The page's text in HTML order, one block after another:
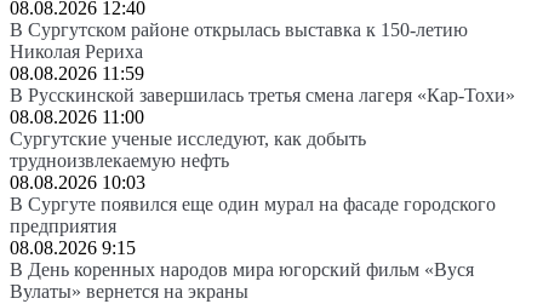
08.08.2026 12:40
В Сургутском районе открылась выставка к 150-летию
Николая Рериха
08.08.2026 11:59
В Русскинской завершилась третья смена лагеря «Кар-Тохи»
08.08.2026 11:00
Сургутские ученые исследуют, как добыть
трудноизвлекаемую нефть
08.08.2026 10:03
В Сургуте появился еще один мурал на фасаде городского
предприятия
08.08.2026 9:15
В День коренных народов мира югорский фильм «Вуся
Вулаты» вернется на экраны